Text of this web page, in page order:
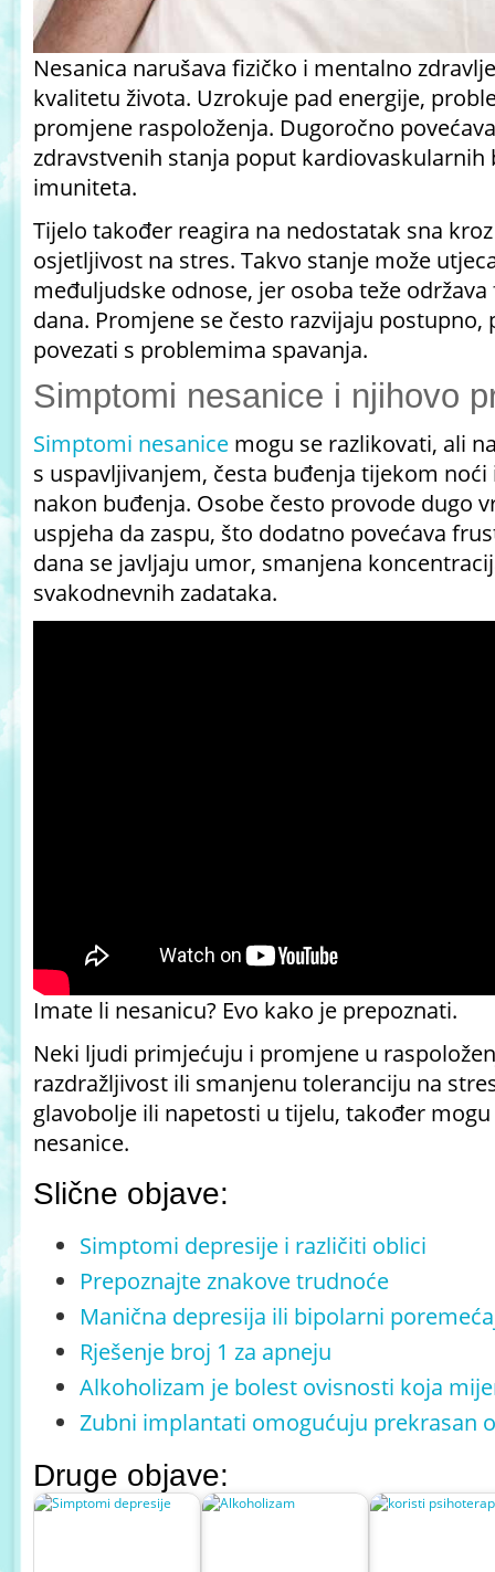
Nesanica narušava fizičko i mentalno
kvalitetu života. Uzrokuje pad energije,
promjene raspoloženja. Dugoročno
zdravstvenih stanja poput kardiovaskularnih
imuniteta.
Tijelo također reagira na nedostatak sna
osjetljivost na stres. Takvo stanje može
međuljudske odnose, jer osoba teže
dana. Promjene se često razvijaju
povezati s problemima spavanja.
Simptomi nesanice i njihovo
Simptomi nesanice mogu se razlikovati, ali
s uspavljivanjem, česta buđenja tijekom
nakon buđenja. Osobe često provode dugo
uspjeha da zaspu, što dodatno povećava
dana se javljaju umor, smanjena
svakodnevnih zadataka.
Imate li nesanicu? Evo kako je prepoznati.
Neki ljudi primjećuju i promjene u
razdražljivost ili smanjenu toleranciju na
glavobolje ili napetosti u tijelu, također
nesanice.
Slične objave:
Simptomi depresije i različiti oblici
Prepoznajte znakove trudnoće
Manična depresija ili bipolarni
Rješenje broj 1 za apneju
Alkoholizam je bolest ovisnosti koja
Zubni implantati omogućuju prekrasan
Druge objave: